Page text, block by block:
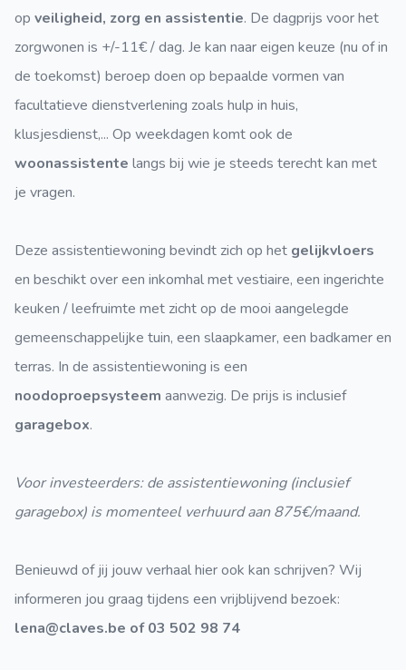
op veiligheid, zorg en assistentie. De dagprijs voor het
zorgwonen is +/-11€ / dag. Je kan naar eigen keuze (nu of in
de toekomst) beroep doen op bepaalde vormen van
facultatieve dienstverlening zoals hulp in huis,
klusjesdienst,... Op weekdagen komt ook de
woonassistente langs bij wie je steeds terecht kan met
je vragen.
Deze assistentiewoning bevindt zich op het gelijkvloers
en beschikt over een inkomhal met vestiaire, een ingerichte
keuken / leefruimte met zicht op de mooi aangelegde
gemeenschappelijke tuin, een slaapkamer, een badkamer en
terras. In de assistentiewoning is een
noodoproepsysteem aanwezig. De prijs is inclusief
garagebox.
Voor investeerders: de assistentiewoning (inclusief
garagebox) is momenteel verhuurd aan 875€/maand.
Benieuwd of jij jouw verhaal hier ook kan schrijven? Wij
informeren jou graag tijdens een vrijblijvend bezoek:
lena@claves.be of 03 502 98 74